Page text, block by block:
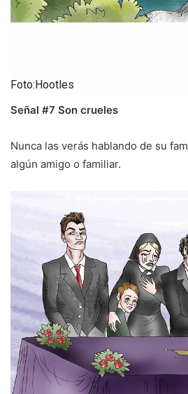
Foto:Hootles
Señal #7 Son crueles
Nunca las verás hablando de su
algún amigo o familiar.